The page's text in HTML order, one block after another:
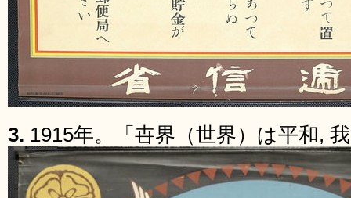
3. 1915年。「卋界（世界）は平和,